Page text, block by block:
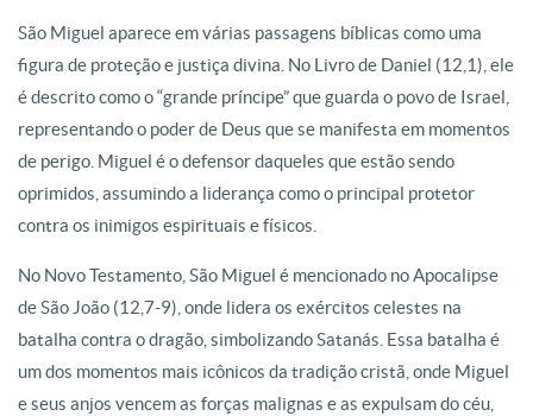
São Miguel aparece em várias passagens bíblicas como uma
figura de proteção e justiça divina. No Livro de Daniel (12,1), ele
é descrito como o “grande príncipe” que guarda o povo de Israel,
representando o poder de Deus que se manifesta em momentos
de perigo. Miguel é o defensor daqueles que estão sendo
oprimidos, assumindo a liderança como o principal protetor
contra os inimigos espirituais e físicos.
No Novo Testamento, São Miguel é mencionado no Apocalipse
de São João (12,7-9), onde lidera os exércitos celestes na
batalha contra o dragão, simbolizando Satanás. Essa batalha é
um dos momentos mais icônicos da tradição cristã, onde Miguel
e seus anjos vencem as forças malignas e as expulsam do céu,